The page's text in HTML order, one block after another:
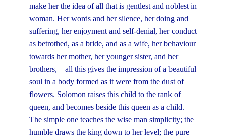
make her the idea of all that is gentlest and noblest in
woman. Her words and her silence, her doing and
suffering, her enjoyment and self-denial, her conduct
as betrothed, as a bride, and as a wife, her behaviour
towards her mother, her younger sister, and her
brothers,—all this gives the impression of a beautiful
soul in a body formed as it were from the dust of
flowers. Solomon raises this child to the rank of
queen, and becomes beside this queen as a child.
The simple one teaches the wise man simplicity; the
humble draws the king down to her level; the pure